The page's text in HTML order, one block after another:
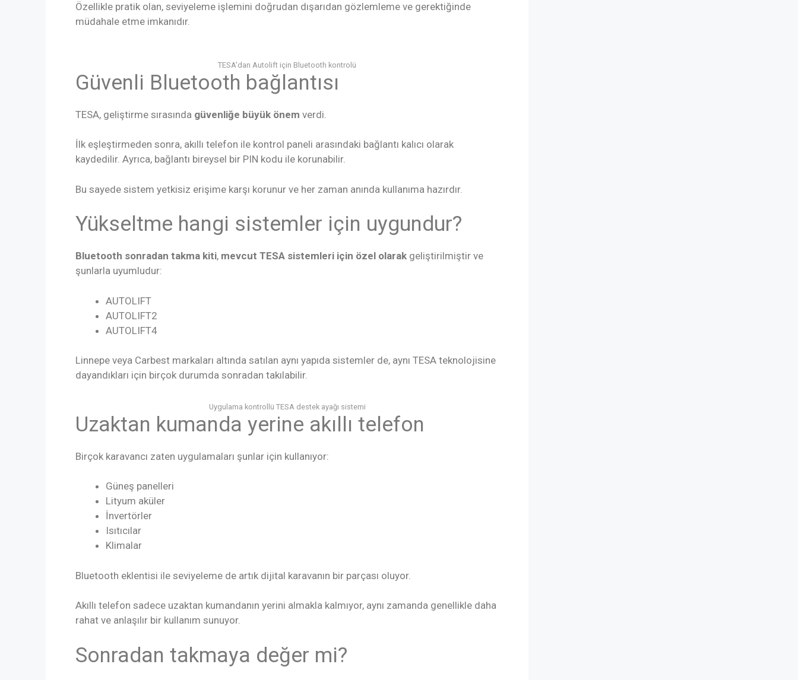
Özellikle pratik olan, seviyeleme işlemini doğrudan dışarıdan gözlemleme ve gerektiğinde
müdahale etme imkanıdır.
TESA'dan Autolift için Bluetooth kontrolü
Güvenli Bluetooth bağlantısı
TESA, geliştirme sırasında güvenliğe büyük önem verdi.
İlk eşleştirmeden sonra, akıllı telefon ile kontrol paneli arasındaki bağlantı kalıcı olarak
kaydedilir. Ayrıca, bağlantı bireysel bir PIN kodu ile korunabilir.
Bu sayede sistem yetkisiz erişime karşı korunur ve her zaman anında kullanıma hazırdır.
Yükseltme hangi sistemler için uygundur?
Bluetooth sonradan takma kiti, mevcut TESA sistemleri için özel olarak geliştirilmiştir ve
şunlarla uyumludur:
AUTOLIFT
AUTOLIFT2
AUTOLIFT4
Linnepe veya Carbest markaları altında satılan aynı yapıda sistemler de, aynı TESA teknolojisine
dayandıkları için birçok durumda sonradan takılabilir.
Uygulama kontrollü TESA destek ayağı sistemi
Uzaktan kumanda yerine akıllı telefon
Birçok karavancı zaten uygulamaları şunlar için kullanıyor:
Güneş panelleri
Lityum aküler
İnvertörler
Isıtıcılar
Klimalar
Bluetooth eklentisi ile seviyeleme de artık dijital karavanın bir parçası oluyor.
Akıllı telefon sadece uzaktan kumandanın yerini almakla kalmıyor, aynı zamanda genellikle daha
rahat ve anlaşılır bir kullanım sunuyor.
Sonradan takmaya değer mi?